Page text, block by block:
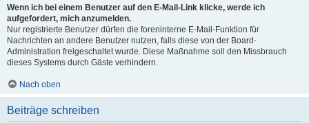
Wenn ich bei einem Benutzer auf den E-Mail-Link klicke, werde ich
aufgefordert, mich anzumelden.
Nur registrierte Benutzer dürfen die foreninterne E-Mail-Funktion für
Nachrichten an andere Benutzer nutzen, falls diese von der Board-
Administration freigeschaltet wurde. Diese Maßnahme soll den Missbrauch
dieses Systems durch Gäste verhindern.
Nach oben
Beiträge schreiben